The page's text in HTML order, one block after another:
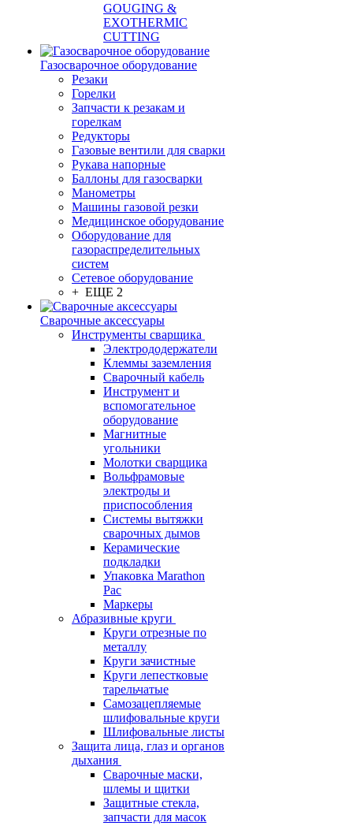
GOUGING &
EXOTHERMIC
CUTTING
Газосварочное оборудование
Резаки
Горелки
Запчасти к резакам и
горелкам
Редукторы
Газовые вентили для сварки
Рукава напорные
Баллоны для газосварки
Манометры
Машины газовой резки
Медицинское оборудование
Оборудование для
газораспределительных
систем
Сетевое оборудование
+ ЕЩЕ 2
Сварочные аксессуары
Инструменты сварщика
Электрододержатели
Клеммы заземления
Сварочный кабель
Инструмент и
вспомогательное
оборудование
Магнитные
угольники
Молотки сварщика
Вольфрамовые
электроды и
приспособления
Системы вытяжки
сварочных дымов
Керамические
подкладки
Упаковка Marathon
Pac
Маркеры
Абразивные круги
Круги отрезные по
металлу
Круги зачистные
Круги лепестковые
тарельчатые
Самозацепляемые
шлифовальные круги
Шлифовальные листы
Защита лица, глаз и органов
дыхания
Сварочные маски,
шлемы и щитки
Защитные стекла,
запчасти для масок